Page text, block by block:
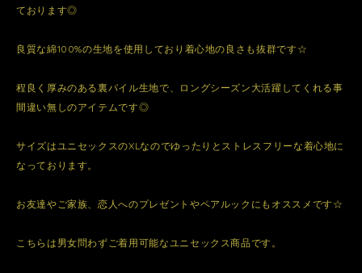
ております◎
良質な綿100%の生地を使用しており着心地の良さも抜群です☆
程良く厚みのある裏パイル生地で、ロングシーズン大活躍してくれる事
間違い無しのアイテムです◎
サイズはユニセックスのXLなのでゆったりとストレスフリーな着心地に
なっております。
お友達やご家族、恋人へのプレゼントやペアルックにもオススメです☆
こちらは男女問わずご着用可能なユニセックス商品です。